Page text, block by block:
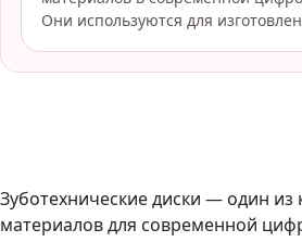
Они используются для
Зуботехнические диски — один из
материалов для современной